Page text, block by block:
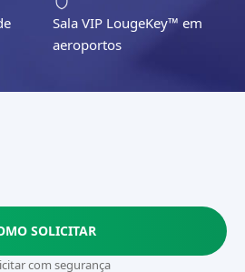
Sala VIP LougeKey™ em
aeroportos
SOLICITAR
com segurança